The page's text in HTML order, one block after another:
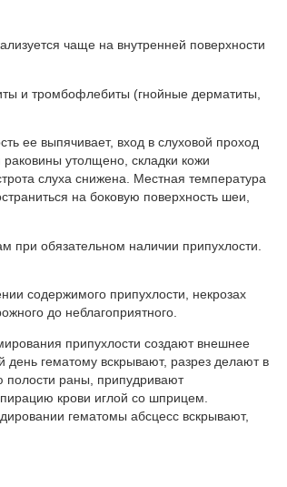
чаще на внутренней поверхности
и тромбофлебиты (гнойные дерматиты,
ее выпячивает, вход в слуховой проход
утолщено, складки кожи
слуха снижена. Местная температура
на боковую поверхность шеи,
при обязательном наличии припухлости.
содержимого припухлости, некрозах
до неблагоприятного.
припухлости создают внешнее
гематому вскрывают, разрез делают в
полости раны, припудривают
крови иглой со шприцем.
гематомы абсцесс вскрывают,